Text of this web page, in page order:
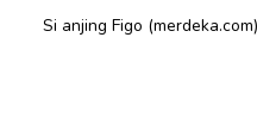
Si anjing Figo (merdeka.com)